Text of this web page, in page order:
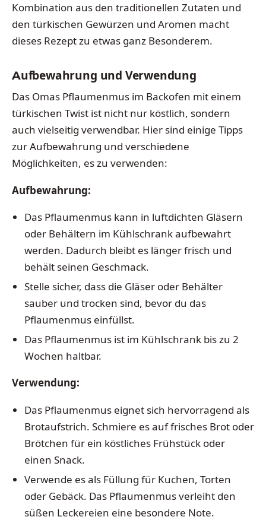
Kombination aus den traditionellen Zutaten und
den türkischen Gewürzen und Aromen macht
dieses Rezept zu etwas ganz Besonderem.
Aufbewahrung und Verwendung
Das Omas Pflaumenmus im Backofen mit einem
türkischen Twist ist nicht nur köstlich, sondern
auch vielseitig verwendbar. Hier sind einige Tipps
zur Aufbewahrung und verschiedene
Möglichkeiten, es zu verwenden:
Aufbewahrung:
Das Pflaumenmus kann in luftdichten Gläsern
oder Behältern im Kühlschrank aufbewahrt
werden. Dadurch bleibt es länger frisch und
behält seinen Geschmack.
Stelle sicher, dass die Gläser oder Behälter
sauber und trocken sind, bevor du das
Pflaumenmus einfüllst.
Das Pflaumenmus ist im Kühlschrank bis zu 2
Wochen haltbar.
Verwendung:
Das Pflaumenmus eignet sich hervorragend als
Brotaufstrich. Schmiere es auf frisches Brot oder
Brötchen für ein köstliches Frühstück oder
einen Snack.
Verwende es als Füllung für Kuchen, Torten
oder Gebäck. Das Pflaumenmus verleiht den
süßen Leckereien eine besondere Note.